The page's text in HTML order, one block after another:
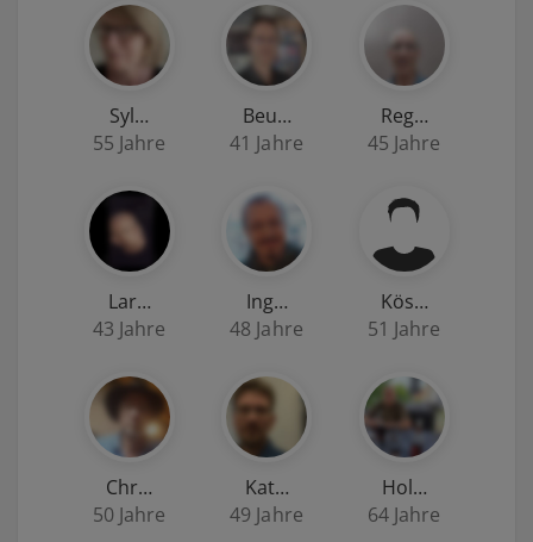
Syl…
55 Jahre
Beu…
41 Jahre
Reg…
45 Jahre
Lar…
43 Jahre
Ing…
48 Jahre
Kös…
51 Jahre
Chr…
50 Jahre
Kat…
49 Jahre
Hol…
64 Jahre